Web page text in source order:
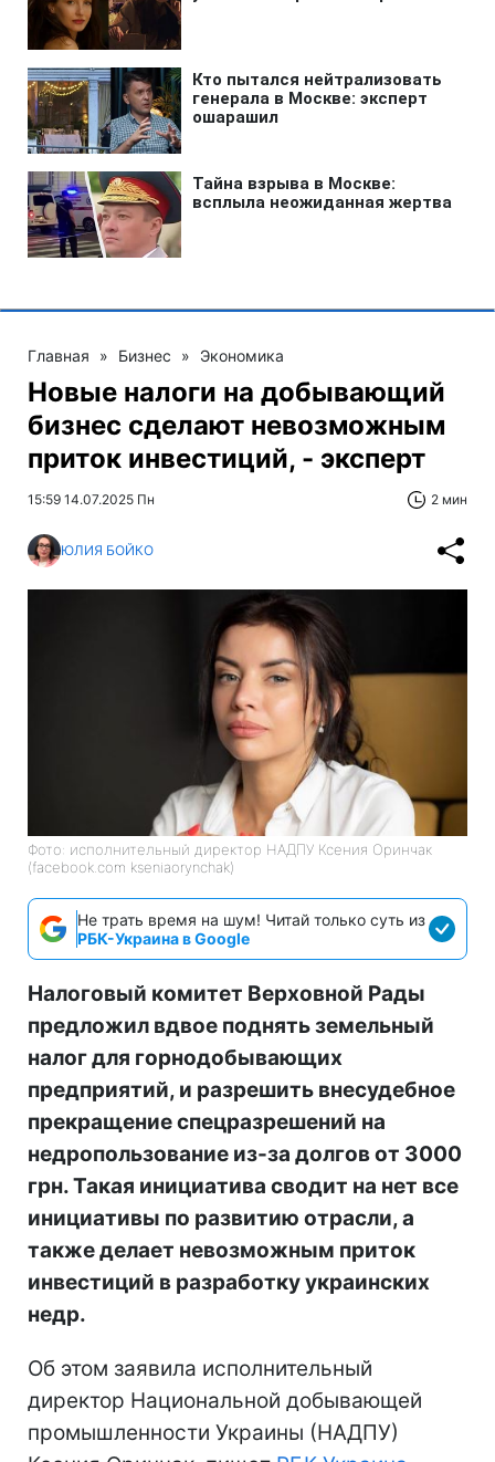
Главная » Бизнес » Экономика
Новые налоги на добывающий
бизнес сделают невозможным
приток инвестиций, - эксперт
15:59 14.07.2025 Пн 2 мин
ЮЛИЯ БОЙКО
Фото: исполнительный директор НАДПУ Ксения Оринчак
(facebook.com kseniaorynchak)
Не трать время на шум! Читай только суть из
РБК-Украина в Google
Налоговый комитет Верховной Рады
предложил вдвое поднять земельный
налог для горнодобывающих
предприятий, и разрешить внесудебное
прекращение спецразрешений на
недропользование из-за долгов от 3000
грн. Такая инициатива сводит на нет все
инициативы по развитию отрасли, а
также делает невозможным приток
инвестиций в разработку украинских
недр.
Об этом заявила исполнительный
директор Национальной добывающей
промышленности Украины (НАДПУ)